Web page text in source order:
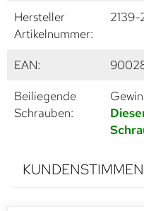
Hersteller
Artikelnummer:
2139-
EAN:
Beiliegende
Schrauben: